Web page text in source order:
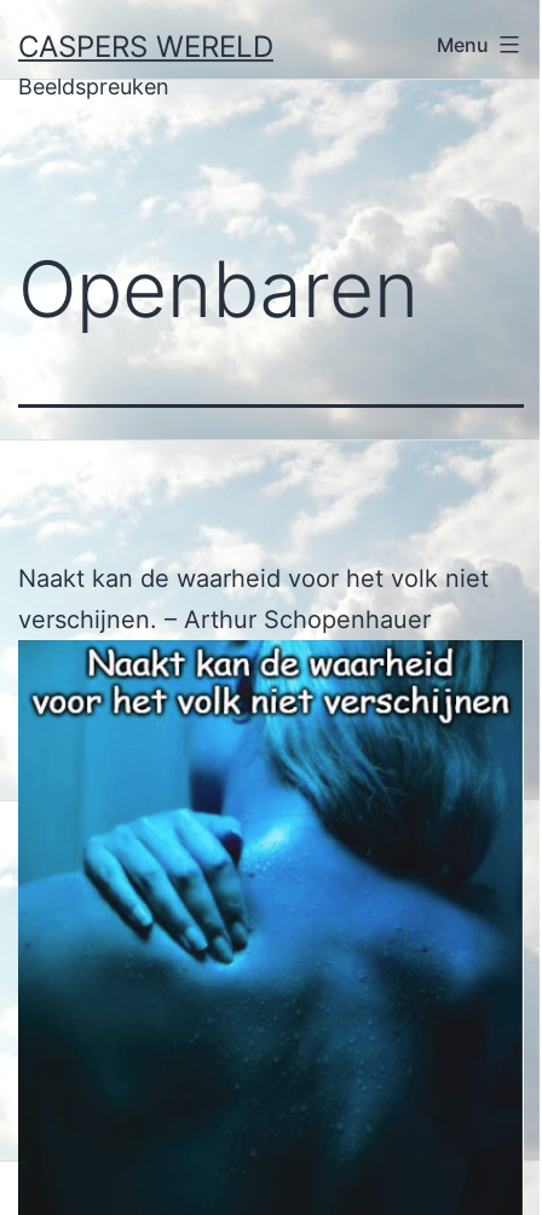
naar
de
inhoud
CASPERS WERELD
Beeldspreuken
Menu
Openbaren
Naakt kan de waarheid voor het volk niet
verschijnen. – Arthur Schopenhauer